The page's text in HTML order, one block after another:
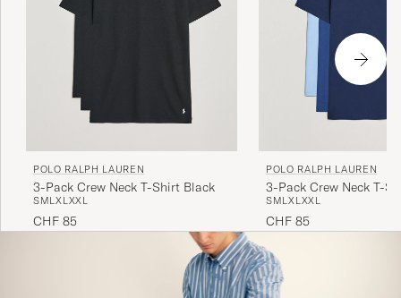
POLO RALPH LAUREN
3-Pack Crew Neck T-Shirt Black
SMLXLXXL
CHF 85
POLO RALPH LAUREN
3-Pack Crew Neck T-
Navy/Light Navy/Elite
SMLXLXXL
CHF 85